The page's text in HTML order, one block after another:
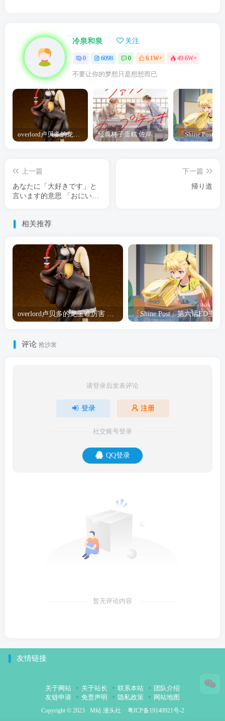
冷泉和泉 关注
0 6098 0 6.1W+ 49.6W+
不要让你的梦想只是想想而已
经典杯子蛋糕 佐岸 漫画「经典杯子蛋糕」宣布真人日剧化
上一篇
あなたに「大好きです」と
言います的意思 「おにいち
下一篇
帰り道
相关推荐
评论 抢沙发
请登录后发表评论
登录 注册
社交账号登录
QQ登录
暂无评论内容
友情链接
关于网站 关于站长 联系本站
团队介绍
友链申请
免责声明 隐私政策 网站地图
Copyright © 2023 · M站 漫头社 · 粤ICP备19140921号-2